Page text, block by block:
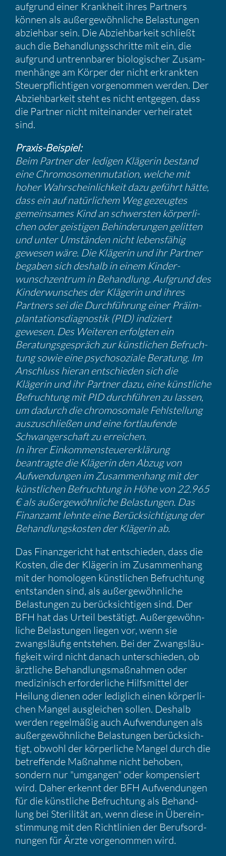
aufgrund einer Krank­heit ihres Partners
können als außer­ge­wöhn­liche Belas­tungen
abziehbar sein. Die Abzieh­bar­keit schließt
auch die Behand­lungs­schritte mit ein, die
aufgrund untrenn­barer biolo­gi­scher Zusam­
men­hänge am Körper der nicht erkrankten
Steuer­pflich­tigen vorge­nommen werden. Der
Abzieh­bar­keit steht es nicht entgegen, dass
die Partner nicht mitein­ander verhei­ratet
sind.
Praxis-Beispiel:
Beim Partner der ledigen Klägerin bestand
eine Chromo­so­men­mu­ta­tion, welche mit
hoher Wahrschein­lich­keit dazu geführt hätte,
dass ein auf natür­li­chem Weg gezeugtes
gemein­sames Kind an schwersten körper­li­
chen oder geistigen Behin­de­rungen gelitten
und unter Umständen nicht lebens­fähig
gewesen wäre. Die Klägerin und ihr Partner
begaben sich deshalb in einem Kinder­
wunsch­zen­trum in Behand­lung. Aufgrund des
Kinder­wun­sches der Klägerin und ihres
Partners sei die Durch­füh­rung einer Präim­
plan­ta­ti­ons­dia­gnostik (PID) indiziert
gewesen. Des Weiteren erfolgten ein
Beratungs­ge­spräch zur künst­li­chen Befruch­
tung sowie eine psycho­so­ziale Beratung. Im
Anschluss hieran entschieden sich die
Klägerin und ihr Partner dazu, eine künst­liche
Befruch­tung mit PID durch­führen zu lassen,
um dadurch die chromo­so­male Fehlstel­lung
auszu­schließen und eine fortlau­fende
Schwan­ger­schaft zu errei­chen.
In ihrer Einkom­men­steu­er­erklä­rung
beantragte die Klägerin den Abzug von
Aufwen­dungen im Zusam­men­hang mit der
künst­li­chen Befruch­tung in Höhe von 22.965
€ als außer­ge­wöhn­liche Belas­tungen. Das
Finanzamt lehnte eine Berück­sich­ti­gung der
Behand­lungs­kosten der Klägerin ab.
Das Finanz­ge­richt hat entschieden, dass die
Kosten, die der Klägerin im Zusam­men­hang
mit der homologen künst­li­chen Befruch­tung
entstanden sind, als außer­ge­wöhn­liche
Belas­tungen zu berück­sich­tigen sind. Der
BFH hat das Urteil bestä­tigt. Außer­ge­wöhn­
liche Belas­tungen liegen vor, wenn sie
zwangs­läufig entstehen. Bei der Zwangs­läu­
fig­keit wird nicht danach unter­schieden, ob
ärztliche Behand­lungs­maß­nahmen oder
medizi­nisch erfor­der­liche Hilfs­mittel der
Heilung dienen oder ledig­lich einen körper­li­
chen Mangel ausglei­chen sollen. Deshalb
werden regel­mäßig auch Aufwen­dungen als
außer­ge­wöhn­liche Belas­tungen berück­sich­
tigt, obwohl der körper­liche Mangel durch die
betref­fende Maßnahme nicht behoben,
sondern nur "umgangen" oder kompen­siert
wird. Daher erkennt der BFH Aufwen­dungen
für die künst­liche Befruch­tung als Behand­
lung bei Steri­lität an, wenn diese in Überein­
stim­mung mit den Richt­li­nien der Berufs­ord­
nungen für Ärzte vorge­nommen wird.